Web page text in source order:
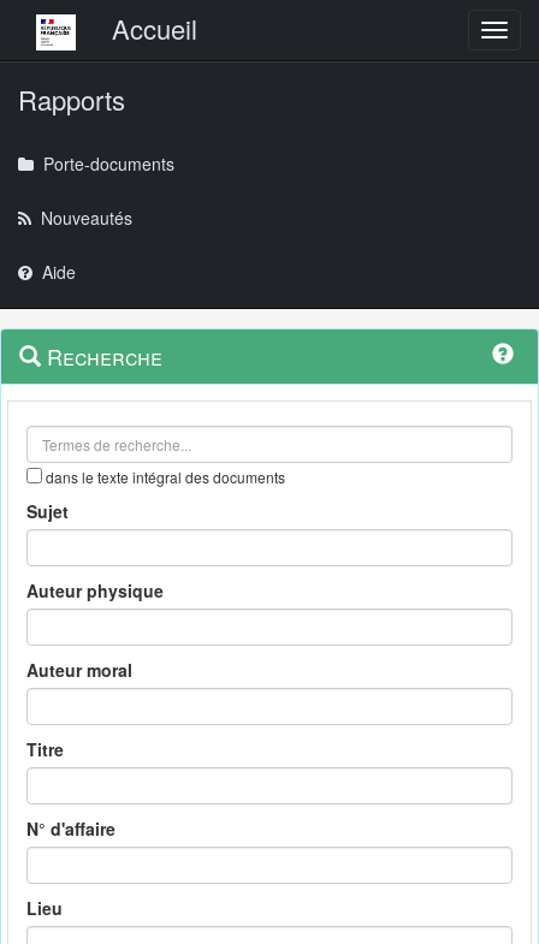
Menu principalAccueil
Rapports
Porte-documents
Nouveautés
Aide
Navigation
outils
Menu
contextuel
Recherche
dans le texte intégral des documents
Sujet
Auteur physique
Auteur moral
Titre
N° d'affaire
Lieu